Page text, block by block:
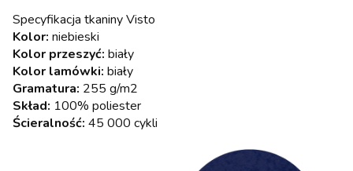
Specyfikacja tkaniny Visto
Kolor: niebieski
Kolor przeszyć: biały
Kolor lamówki: biały
Gramatura: 255 g/m2
Skład: 100% poliester
Ścieralność: 45 000 cykli